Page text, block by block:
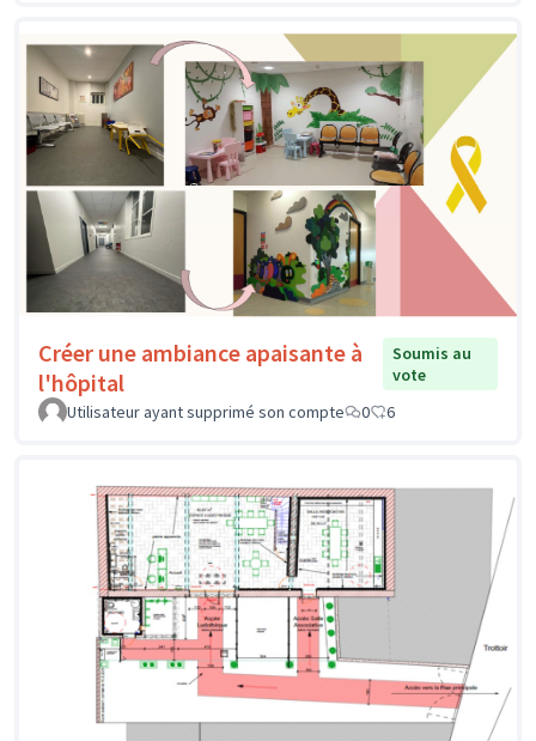
Créer une ambiance apaisante à
l'hôpital
Soumis au
vote
Utilisateur ayant supprimé son compte
0 6